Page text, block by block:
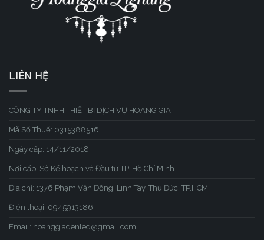
LIÊN HỆ
CÔNG TY TNHH THIẾT BỊ DỊCH VỤ HOÀNG GIA
Mã Số Thuế: 0315388516
Ngày cấp: 14/11/2018
Nơi cấp: Sở Kế hoạch và Đầu tư TP. Hồ Chí Minh
Địa chỉ: 1376 Phạm Văn Đồng, Linh Tây, Thủ Đức, TP.HCM
Điện thoại: 0945913186
Email: hoanggiadenled@gmail.com